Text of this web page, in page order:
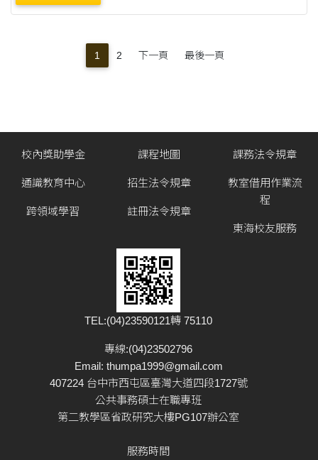
1 2 下一頁 最後一頁
校內獎助學金
通識教育中心
跨領域學習
課程地圖
招生法令規章
註冊法令規章
課務法令規章
教室借用作業流
程
東海校友服務
TEL:(04)23590121轉 75110
專線:(04)23502796
Email: thumpa1999@gmail.com
407224 台中市西屯區臺灣大道四段1727號
公共事務碩士在職專班
第二教學區省政研究大樓PG107辦公室
服務時間